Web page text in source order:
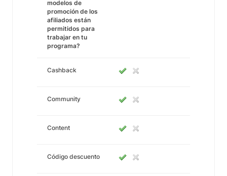
modelos de
promoción de los
afiliados están
permitidos para
trabajar en tu
programa?
Cashback
Community
Content
Código descuento